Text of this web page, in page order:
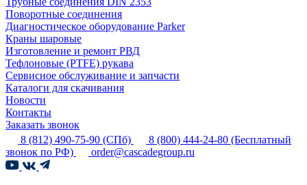
Поворотные соединения
Диагностическое оборудование Parker
Краны шаровые
Изготовление и ремонт РВД
Тефлоновые (PTFE) рукава
Сервисное обслуживание и запчасти
Каталоги для скачивания
Новости
Контакты
Заказать звонок
8 (812) 490-75-90 (СПб) 8 (800) 444-24-80 (Бесплатный
звонок по РФ)
order@cascadegroup.ru